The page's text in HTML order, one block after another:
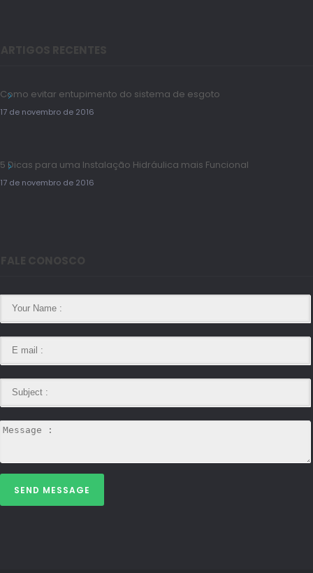
Como evitar entupimento do sistema de esgoto
17 de novembro de 2016
5 Dicas para uma Instalação Hidráulica mais Funcional
17 de novembro de 2016
SEND MESSAGE